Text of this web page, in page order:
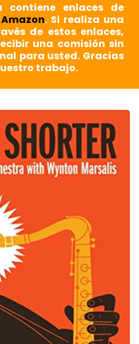
contiene enlaces de
Amazon. Si realiza una
de estos enlaces,
una comisión sin
para usted. Gracias
trabajo.